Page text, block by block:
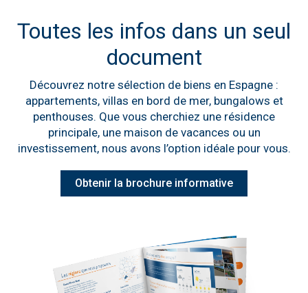
Toutes les infos dans un seul
document
Découvrez notre sélection de biens en Espagne :
appartements, villas en bord de mer, bungalows et
penthouses. Que vous cherchiez une résidence
principale, une maison de vacances ou un
investissement, nous avons l’option idéale pour vous.
Obtenir la brochure informative